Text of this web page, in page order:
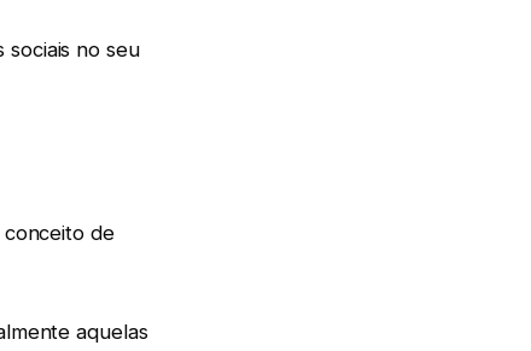
no seu
conceito de
aquelas